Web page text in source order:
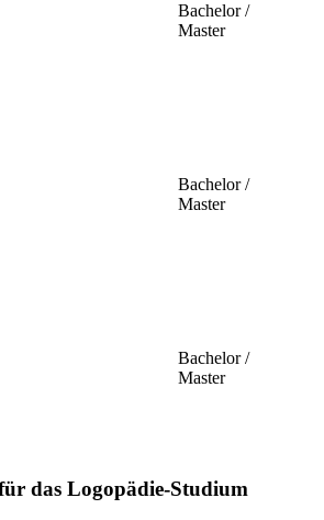
Bachelor /
Master
Bachelor /
Master
Bachelor /
Master
das Logopädie-Studium